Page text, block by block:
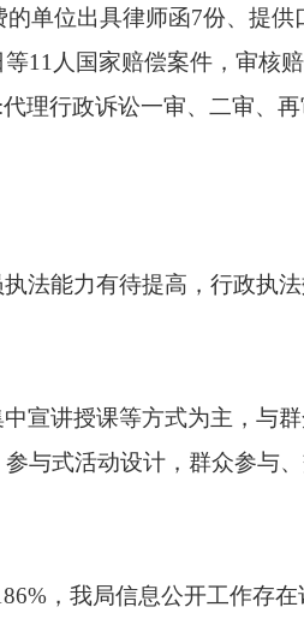
单位出具律师函7份、提供
等11 人国家赔偿案件，审核
:代理行政诉讼一审、二审、
法能力有待提高，行政执
宣讲授课等方式为主，与
与式活动设计，群众参与
，我局信息公开工作存